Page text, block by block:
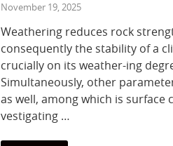
November 19, 2025
Weathering reduces rock
consequently the stability of a
crucially on its weather-ing
Simultaneously, other
as well, among which is surface
vestigating …